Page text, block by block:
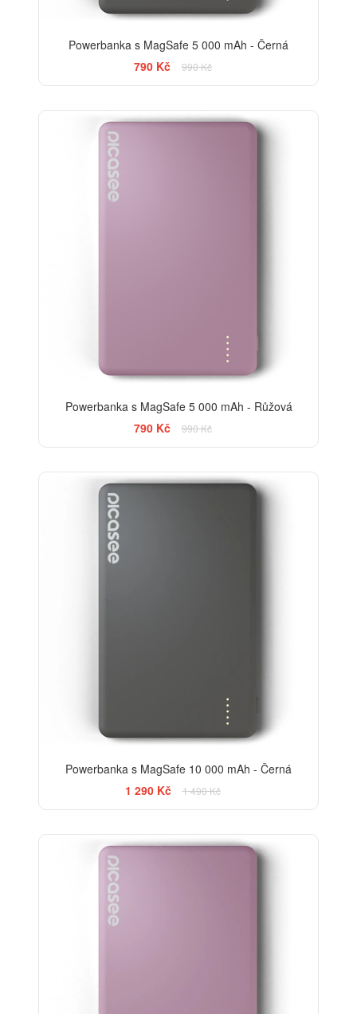
Powerbanka s MagSafe 5 000 mAh - Černá
790 Kč
990 Kč
Powerbanka s MagSafe 5 000 mAh - Růžová
790 Kč
990 Kč
Powerbanka s MagSafe 10 000 mAh - Černá
1 290 Kč
1 490 Kč